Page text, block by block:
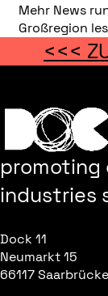
Mehr News
Großregion
<<<
promoting
industries
Dock 11
Neumarkt 15
66117